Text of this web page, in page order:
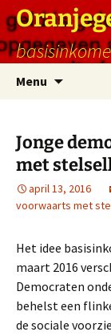
naar
de
inhoud
Menu
Jonge
met
april 13, 2016
voorwaarts met
Het idee
maart 2016
Democraten
behelst een
de sociale